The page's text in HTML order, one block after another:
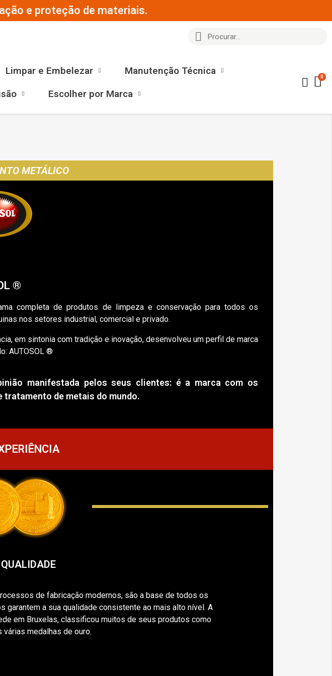
e proteção de materiais.
Limpar e Embelezar
Manutenção Técnica
Escolher por Marca
METÁLICO
®
completa de produtos de limpeza e conservação para todos os
nos setores industrial, comercial e privado.
em sintonia com tradição e inovação, desenvolveu um perfil de marca
AUTOSOL ®
manifestada pelos seus clientes: é a marca com os
tratamento de metais do mundo.
de fabricação modernos, são a base de todos os
garantem a sua qualidade consistente ao mais alto nível. A
em Bruxelas, classificou muitos de seus produtos como
medalhas de ouro.